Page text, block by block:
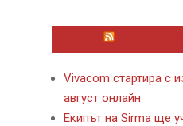
Vivacom стартира с
август онлайн
Екипът на Sirma ще